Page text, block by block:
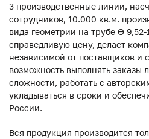
3 производственные линии,
сотрудников, 10.000 кв.м.
вида геометрии на трубе ϴ
справедливую цену, делает
независимой от поставщиков и
возможность выполнять заказы
сложности, работать с
укладываться в сроки и
России.
Вся продукция производится